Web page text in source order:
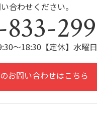
合わせください。
299
～18:30【定休】水曜日
お問い合わせはこちら